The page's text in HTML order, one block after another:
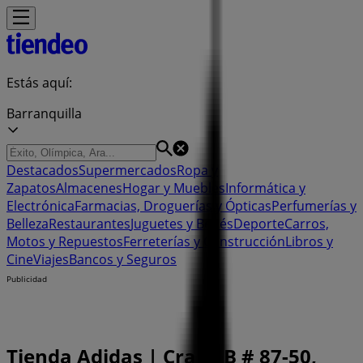
Estás aquí:
Barranquilla
DestacadosSupermercadosRopa y
ZapatosAlmacenesHogar y MueblesInformática y
ElectrónicaFarmacias, Droguerías y ÓpticasPerfumerías y
BellezaRestaurantesJuguetes y BebésDeporteCarros,
Motos y RepuestosFerreterías y ConstrucciónLibros y
CineViajesBancos y Seguros
Publicidad
Tienda Adidas | Cra 51B # 87-50,